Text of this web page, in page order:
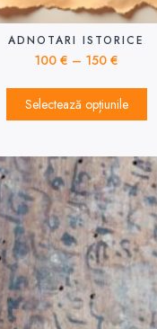
ADNOTARI ISTORICE
100 € – 150 €
Selectează opțiunile